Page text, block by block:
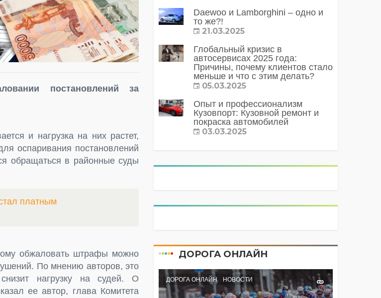
постановлений за
и нагрузка на них растет,
оспаривания постановлений
обращаться в районные суды
платным
обжаловать штрафы можно
По мнению авторов, это
нагрузку на судей. О
ее автор, глава Комитета
Daewoo и Lamborghini – одно и
то же?!
21.03.2025
Глобальный кризис в
автосервисах 2025 года:
Причины, почему клиентов стало
меньше и что с этим делать?
05.03.2025
Опыт и профессионализм
Кузовпорт: Кузовной ремонт и
покраска автомобилей
03.03.2025
ДОРОГА ОНЛАЙН
ДОРОГА ОНЛАЙН НОВОСТИ